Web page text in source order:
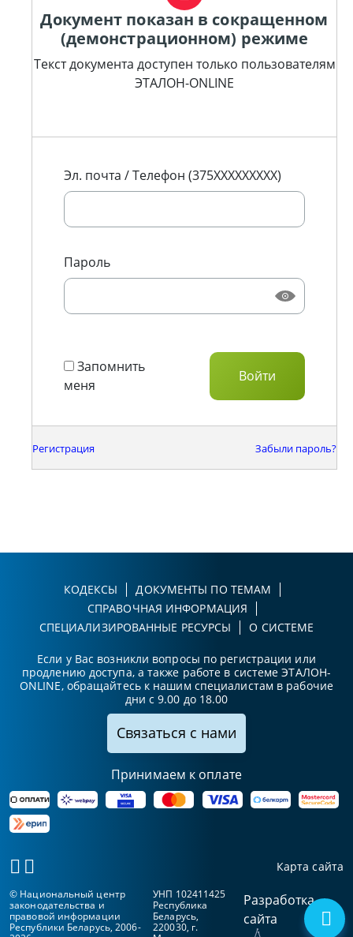
Документ показан в сокращенном
(демонстрационном) режиме
Текст документа доступен только пользователям
ЭТАЛОН-ONLINE
Эл. почта / Телефон (375XXXXXXXXX)
Пароль
Запомнить
меня
Регистрация Забыли пароль?
КОДЕКСЫ
ДОКУМЕНТЫ ПО ТЕМАМ
СПРАВОЧНАЯ ИНФОРМАЦИЯ
СПЕЦИАЛИЗИРОВАННЫЕ РЕСУРСЫ
О СИСТЕМЕ
Если у Вас возникли вопросы по регистрации или
продлению доступа, а также работе в системе ЭТАЛОН-
ONLINE, обращайтесь к нашим специалистам в рабочие
дни с 9.00 до 18.00
Связаться с нами
Принимаем к оплате
Карта сайта
© Национальный центр
законодательства и
правовой информации
Республики Беларусь, 2006-
УНП 102411425
Республика
Беларусь,
220030, г.
Разработка
сайта